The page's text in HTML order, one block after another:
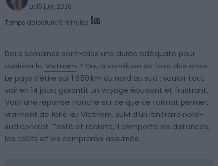
Le 15 juin, 2026
Temps de lecture: 9 minutes
Deux semaines sont-elles une durée adéquate pour
explorer le Vietnam ? Oui, à condition de faire des choix.
Le pays s’étire sur 1 650 km du nord au sud : vouloir tout
voir en 14 jours garantit un voyage épuisant et frustrant.
Voici une réponse franche sur ce que ce format permet
vraiment de faire au Vietnam, suivi d’un itinéraire nord-
sud concret. Testé et réaliste, il comporte les distances,
les coûts et les compromis assumés.